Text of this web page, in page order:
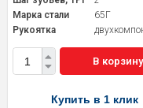
Марка стали
65Г
Рукоятка
В корзину
Купить в 1 клик